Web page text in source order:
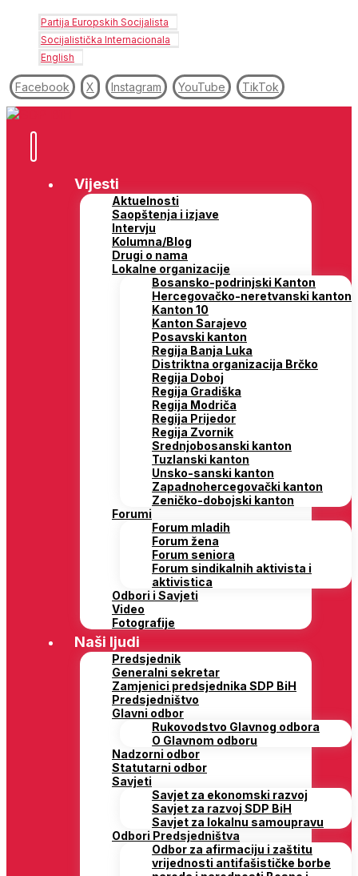
Partija Europskih Socijalista
Socijalistička Internacionala
English
Facebook X Instagram YouTube TikTok
Vijesti
Aktuelnosti
Saopštenja i izjave
Intervju
Kolumna/Blog
Drugi o nama
Lokalne organizacije
Bosansko-podrinjski Kanton
Hercegovačko-neretvanski kanton
Kanton 10
Kanton Sarajevo
Posavski kanton
Regija Banja Luka
Distriktna organizacija Brčko
Regija Doboj
Regija Gradiška
Regija Modriča
Regija Prijedor
Regija Zvornik
Srednjobosanski kanton
Tuzlanski kanton
Unsko-sanski kanton
Zapadnohercegovački kanton
Zeničko-dobojski kanton
Forumi
Forum mladih
Forum žena
Forum seniora
Forum sindikalnih aktivista i
aktivistica
Odbori i Savjeti
Video
Fotografije
Naši ljudi
Predsjednik
Generalni sekretar
Zamjenici predsjednika SDP BiH
Predsjedništvo
Glavni odbor
Rukovodstvo Glavnog odbora
O Glavnom odboru
Nadzorni odbor
Statutarni odbor
Savjeti
Savjet za ekonomski razvoj
Savjet za razvoj SDP BiH
Savjet za lokalnu samoupravu
Odbori Predsjedništva
Odbor za afirmaciju i zaštitu
vrijednosti antifašističke borbe